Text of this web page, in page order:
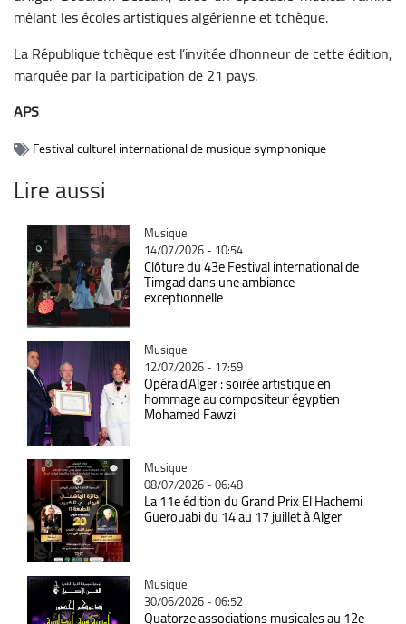
mêlant les écoles artistiques algérienne et tchèque.
La République tchèque est l’invitée d’honneur de cette édition,
marquée par la participation de 21 pays.
APS
Festival culturel international de musique symphonique
Lire aussi
Catégorie
Musique
14/07/2026 - 10:54
Clôture du 43e Festival international de
Timgad dans une ambiance
exceptionnelle
Catégorie
Musique
12/07/2026 - 17:59
Opéra d'Alger : soirée artistique en
hommage au compositeur égyptien
Mohamed Fawzi
Catégorie
Musique
08/07/2026 - 06:48
La 11e édition du Grand Prix El Hachemi
Guerouabi du 14 au 17 juillet à Alger
Catégorie
Musique
30/06/2026 - 06:52
Quatorze associations musicales au 12e